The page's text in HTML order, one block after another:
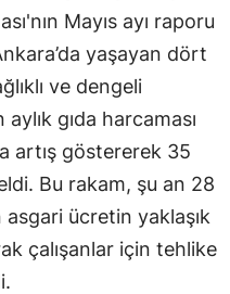
Mayıs ayı raporu
yaşayan dört
ve dengeli
gıda harcaması
artış göstererek 35
Bu rakam, şu an 28
ücretin yaklaşık
çalışanlar için tehlike